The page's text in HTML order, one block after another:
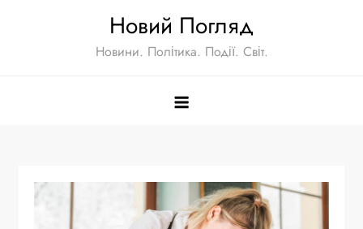
Новий Погляд
Новини. Політика. Події. Світ.